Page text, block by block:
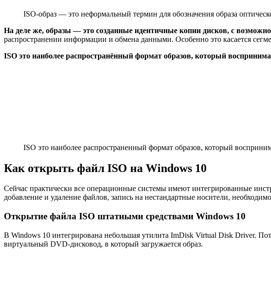
ISO-образ — это неформальный термин для обозначения образа
На деле же, образы — это созданные идентичные копии дисков, с
распространении информации и обмена данными. Особенно это касается
ISO это наиболее распространённый формат образов, который
ISO это наиболее распространенный формат образов, который
Как открыть файл ISO на Windows 10
Сейчас практически все операционные системы имеют интегрированные
добавление и удаление файлов, запись на нестандартные носители,
Открытие файла ISO штатными средствами Windows 10
В Windows 10 интегрирована небольшая утилита ImDisk Virtual Disk Driver.
виртуальный DVD-дисковод, в который загружается образ.